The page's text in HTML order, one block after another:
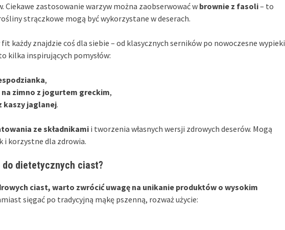
Ciekawe zastosowanie warzyw można zaobserwować w brownie z fasoli– to
strączkowe mogą być wykorzystane w deserach.
każdy znajdzie coś dla siebie – od klasycznych serników po nowoczesne wypieki
kilka inspirujących pomysłów:
,
zimno z jogurtem greckim,
kaszy jaglanej.
ze składnikamii tworzenia własnych wersji zdrowych deserów. Mogą
i korzystne dla zdrowia.
do dietetycznych ciast?
ciast, warto zwrócić uwagę na unikanie produktów o wysokim
sięgać po tradycyjną mąkę pszenną, rozważ użycie: